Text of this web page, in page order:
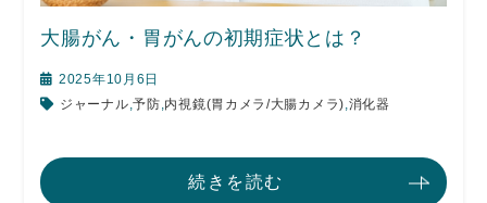
大腸がん・胃がんの初期症状とは？
2025年10月6日
ジャーナル,予防,内視鏡(胃カメラ/大腸カメラ),消化器
続きを読む